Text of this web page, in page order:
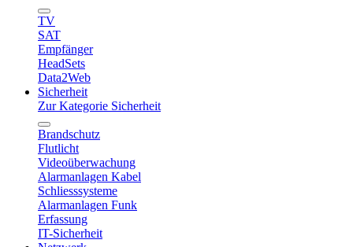
TV
SAT
Empfänger
HeadSets
Data2Web
Sicherheit
Zur Kategorie Sicherheit
Brandschutz
Flutlicht
Videoüberwachung
Alarmanlagen Kabel
Schliesssysteme
Alarmanlagen Funk
Erfassung
IT-Sicherheit